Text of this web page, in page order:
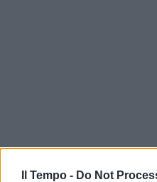
Il Tempo - Do Not